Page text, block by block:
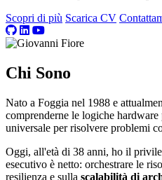
Scopri di più Scarica CV
Chi Sono
Nato a Foggia nel 1988 e
comprenderne le logiche
universale per risolvere problemi
Oggi, all'età di 38 anni, ho il
esecutivo è netto: orchestrare le
resilienza e sulla scalabilità di